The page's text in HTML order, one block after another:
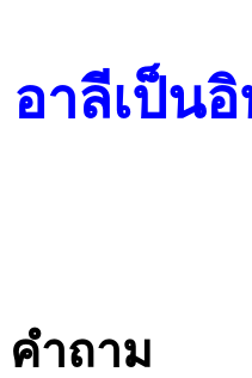
อาลีเป็น
คำถาม